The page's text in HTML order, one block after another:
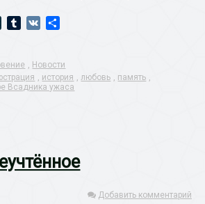
LiveJournal
Tumblr
VK
Новости
история любовь память
Всадника ужаса
Добавить комментарий